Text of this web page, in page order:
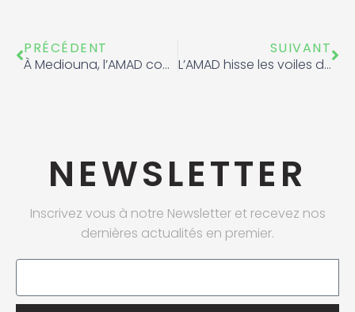
Précédent
PRÉCÉDENT
À Mediouna, l’AMAD court la course de l’intégrité sportive
SUIVANT
L’AMAD hisse les voiles de l’intégrité au Festival Nautique International de Rabat
NEWSLETTER
Inscrivez vous à notre Newsletter et recevez nos
dernières actualités en premier.
Email